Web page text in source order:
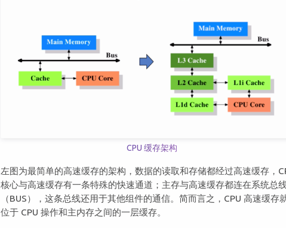
CPU 缓存架构
左图为最简单的高速缓存的架构，数据的读取和存储都经过高速缓存，
核心与高速缓存有一条特殊的快速通道；主存与高速缓存都连在系统总
（BUS），这条总线还用于其他组件的通信。简而言之，CPU 高速缓存
位于 CPU 操作和主内存之间的一层缓存。